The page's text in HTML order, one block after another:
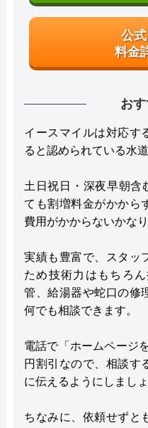
公
料金
お
イースマイルは対応す
ると認められている水
土日祝日・深夜早朝含
ても割増料金がかから
費用がかからないかな
実績も豊富で、スタッ
ため技術力はもちろ
管、給湯器や蛇口の修
何でも相談できます。
電話で「ホームページ
円割引なので、相談す
に伝えるようにしましょ
ちなみに、依頼せずと